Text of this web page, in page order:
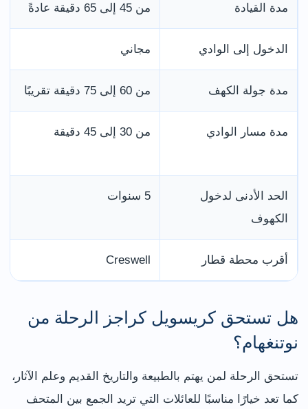
مدة القيادة من 45 إلى 65 دقيقة عادةً
الدخول إلى الوادي مجاني
مدة جولة الكهف من 60 إلى 75 دقيقة تقريبًا
مدة مسار الوادي من 30 إلى 45 دقيقة
الحد الأدنى لدخول
الكهوف
5 سنوات
أقرب محطة قطار Creswell
هل تستحق كريسويل كراجز الرحلة من
نوتنغهام؟
تستحق الرحلة لمن يهتم بالطبيعة والتاريخ القديم وعلم الآثار،
كما تعد خيارًا مناسبًا للعائلات التي تريد الجمع بين المتحف